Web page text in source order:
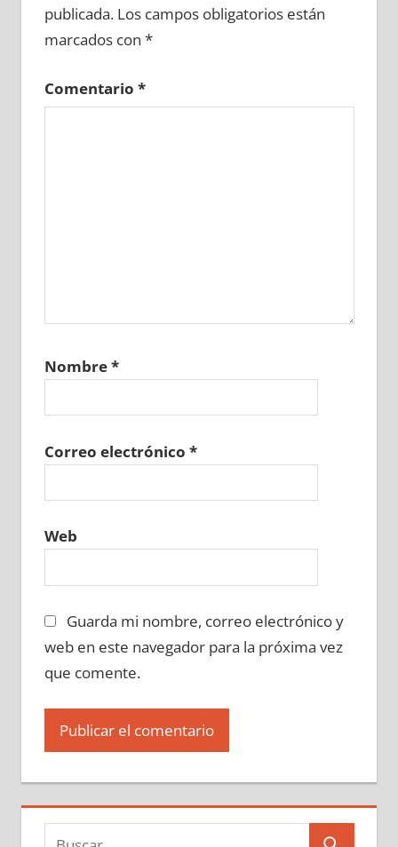
publicada. Los campos obligatorios están
marcados con *
Comentario *
Nombre*
Correo electrónico *
Web
Guarda mi nombre, correo electrónico y
web en este navegador para la próxima vez
que comente.